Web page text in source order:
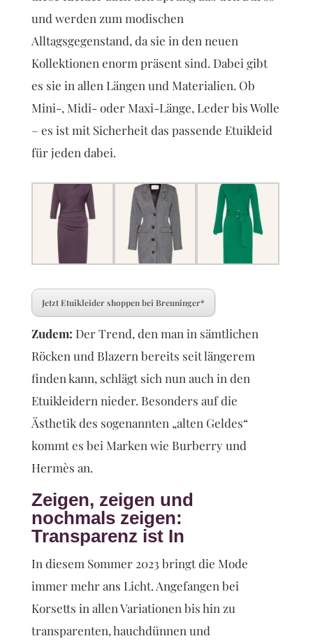
und werden zum modischen
Alltagsgegenstand, da sie in den neuen
Kollektionen enorm präsent sind. Dabei gibt
es sie in allen Längen und Materialien. Ob
Mini-, Midi- oder Maxi-Länge, Leder bis Wolle
– es ist mit Sicherheit das passende Etuikleid
für jeden dabei.
Jetzt Etuikleider shoppen bei Breuninger*
Zudem: Der Trend, den man in sämtlichen
Röcken und Blazern bereits seit längerem
finden kann, schlägt sich nun auch in den
Etuikleidern nieder. Besonders auf die
Ästhetik des sogenannten „alten Geldes“
kommt es bei Marken wie Burberry und
Hermès an.
Zeigen, zeigen und
nochmals zeigen:
Transparenz ist In
In diesem Sommer 2023 bringt die Mode
immer mehr ans Licht. Angefangen bei
Korsetts in allen Variationen bis hin zu
transparenten, hauchdünnen und